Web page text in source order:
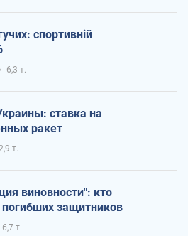
спортивній
6,3 т.
ставка на
ракет
т.
виновности": кто
защитников
6,7 т.